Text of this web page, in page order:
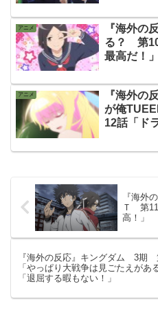
アニメ
『海外の
る？ 第
最高だ！」
アニメ
『海外の
が俺
12話「ド
『海外
Ｔ 第11
高！」
『海外の反応』キングダム 3期
「やっぱり大戦争は見ごたえがあ
「退屈する暇もない！」